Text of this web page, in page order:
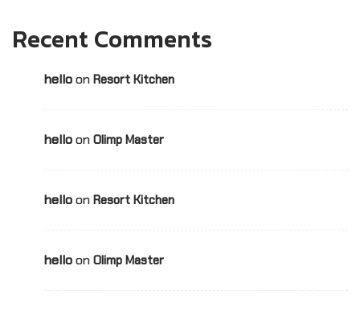
Recent Comments
helloon Resort Kitchen
helloon Olimp Master
helloon Resort Kitchen
helloon Olimp Master